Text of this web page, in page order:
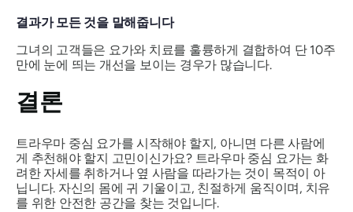
결과가 모든 것을 말해줍니다
그녀의 고객들은 요가와 치료를 훌륭하게 결합하여 단 10주
만에 눈에 띄는 개선을 보이는 경우가 많습니다.
결론
트라우마 중심 요가를 시작해야 할지, 아니면 다른 사람에
게 추천해야 할지 고민이신가요? 트라우마 중심 요가는 화
려한 자세를 취하거나 옆 사람을 따라가는 것이 목적이 아
닙니다. 자신의 몸에 귀 기울이고, 친절하게 움직이며, 치유
를 위한 안전한 공간을 찾는 것입니다.